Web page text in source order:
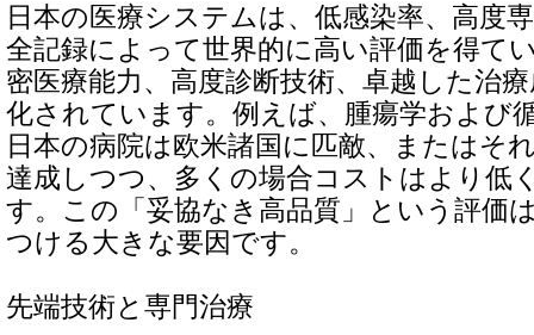
日本の医療システムは、低感染率、高度
全記録によって世界的に高い評価を得て
密医療能力、高度診断技術、卓越した治
化されています。例えば、腫瘍学および
日本の病院は欧米諸国に匹敵、またはそ
達成しつつ、多くの場合コストはより低
す。この「妥協なき高品質」という評価
つける大きな要因です。
先端技術と専門治療